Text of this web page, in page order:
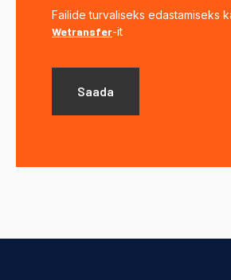
Failide turvaliseks edastamiseks
Wetransfer-it